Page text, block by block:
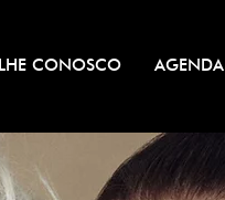
CONOSCO AGENDA